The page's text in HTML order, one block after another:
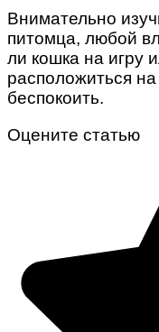
Внимательно
питомца, любой
ли кошка на игру
расположиться
беспокоить.
Оцените статью